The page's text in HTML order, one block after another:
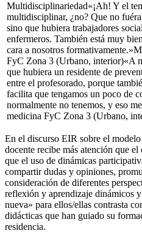
Multidisciplinariedad«¡Ah! Y el
multidisciplinar, ¿no? Que no
sino que hubiera trabajadores
enfermeros. También está muy
cara a nosotros formativamente.»
FyC Zona 3 (Urbano, interior)«A
que hubiera un residente de
entre el profesorado, porque
facilita que tengamos un poco de
normalmente no tenemos, y eso
medicina FyC Zona 3 (Urbano,
En el discurso EIR sobre el
docente recibe más atención que
que el uso de dinámicas
compartir dudas y opiniones,
consideración de diferentes
reflexión y aprendizaje dinámicos
nueva» para ellos/ellas contrasta
didácticas que han guiado su
residencia.